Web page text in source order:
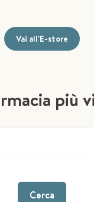
Vai all'E-store
più
Cerca